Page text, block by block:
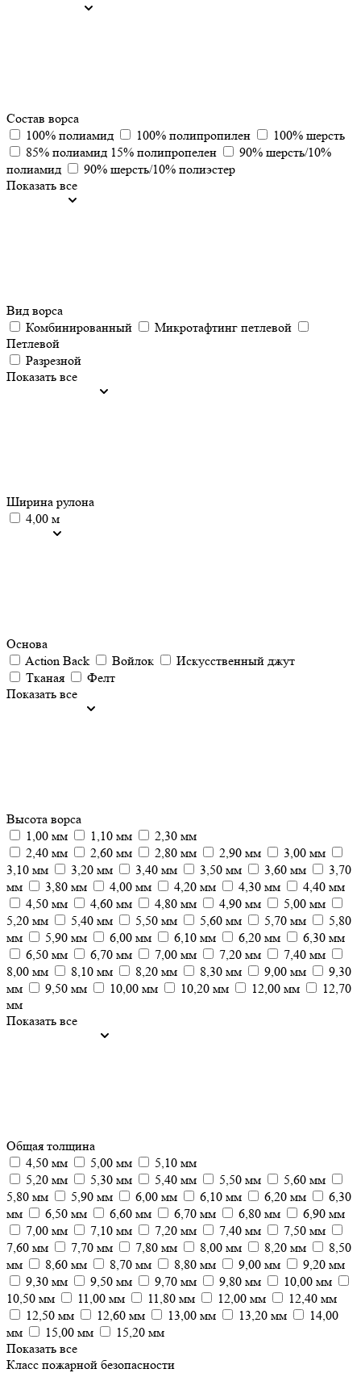
Состав ворса
100% полиамид
100% полипропилен
100% шерсть
85% полиамид 15% полипропелен
90% шерсть/10%
полиамид
90% шерсть/10% полиэстер
Показать все
Вид ворса
Комбинированный
Микротафтинг петлевой
Петлевой
Разрезной
Показать все
Ширина рулона
4,00 м
Основа
Action Back
Войлок
Искусственный джут
Тканая
Фелт
Показать все
Высота ворса
1,00 мм
1,10 мм
2,30 мм
2,40 мм
2,60 мм 2,80 мм 2,90 мм
3,00 мм
3,10 мм
3,20 мм 3,40 мм 3,50 мм 3,60 мм
3,70
мм
3,80 мм 4,00 мм 4,20 мм 4,30 мм
4,40 мм
4,50 мм
4,60 мм 4,80 мм 4,90 мм
5,00 мм
5,20 мм
5,40 мм 5,50 мм 5,60 мм 5,70 мм
5,80
мм
5,90 мм 6,00 мм 6,10 мм 6,20 мм
6,30 мм
6,50 мм
6,70 мм 7,00 мм 7,20 мм
7,40 мм
8,00 мм
8,10 мм 8,20 мм 8,30 мм 9,00 мм
9,30
мм
9,50 мм 10,00 мм 10,20 мм 12,00 мм
12,70
мм
Показать все
Общая толщина
4,50 мм
5,00 мм
5,10 мм
5,20 мм
5,30 мм 5,40 мм 5,50 мм
5,60 мм
5,80 мм
5,90 мм 6,00 мм 6,10 мм 6,20 мм
6,30
мм
6,50 мм 6,60 мм 6,70 мм 6,80 мм
6,90 мм
7,00 мм
7,10 мм 7,20 мм 7,40 мм
7,50 мм
7,60 мм
7,70 мм 7,80 мм 8,00 мм 8,20 мм
8,50
мм
8,60 мм 8,70 мм 8,80 мм 9,00 мм
9,20 мм
9,30 мм
9,50 мм 9,70 мм 9,80 мм
10,00 мм
10,50 мм
11,00 мм 11,80 мм 12,00 мм
12,40 мм
12,50 мм
12,60 мм 13,00 мм 13,20 мм
14,00
мм
15,00 мм
15,20 мм
Показать все
Класс пожарной безопасности